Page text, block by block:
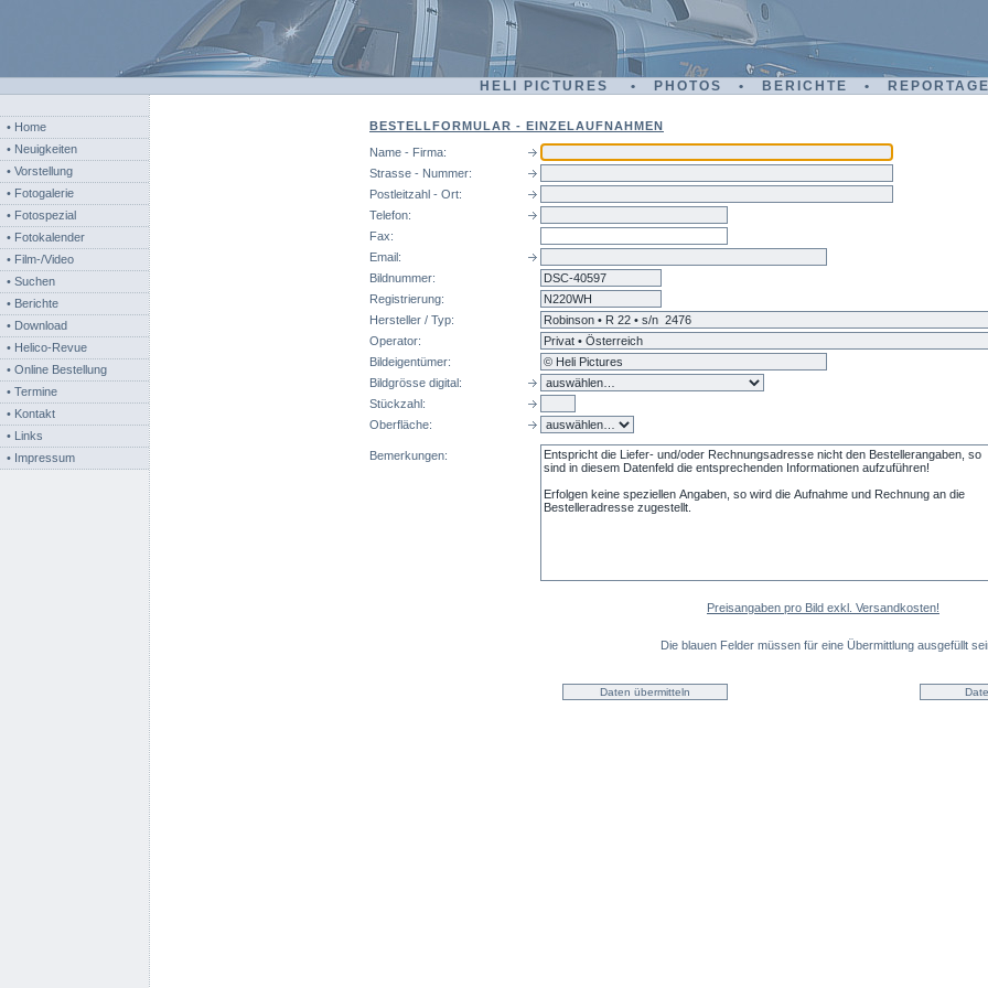
HELI PICTURES • PHOTOS • BERICHTE •
• Home
• Neuigkeiten
• Vorstellung
• Fotogalerie
• Fotospezial
• Fotokalender
• Film-/Video
• Suchen
• Berichte
• Download
• Helico-Revue
• Online Bestellung
• Termine
• Kontakt
• Links
• Impressum
BESTELLFORMULAR - EINZELAUFNAHMEN
Name - Firma:
Strasse - Nummer:
Postleitzahl - Ort:
Telefon:
Fax:
Email:
Bildnummer:
Registrierung:
Hersteller / Typ:
Operator:
Bildeigentümer:
Bildgrösse digital:
Stückzahl:
Oberfläche:
Bemerkungen:
Preisangaben pro Bild exkl. Versandkosten!
Die blauen Felder müssen für eine Übermittlung ausgefüllt